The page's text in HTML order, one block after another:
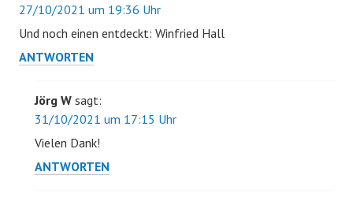
27/10/2021 um 19:36 Uhr
Und noch einen entdeckt: Winfried Hall
ANTWORTEN
Jörg W sagt:
31/10/2021 um 17:15 Uhr
Vielen Dank!
ANTWORTEN